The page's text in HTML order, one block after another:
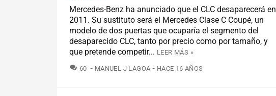
Mercedes-Benz ha anunciado que el CLC desaparecerá en
2011. Su sustituto será el Mercedes Clase C Coupé, un
modelo de dos puertas que ocuparía el segmento del
desaparecido CLC, tanto por precio como por tamaño, y
que pretende competir... LEER MÁS »
60 COMENTARIOS
MANUEL J LAGOA HACE 16 AÑOS